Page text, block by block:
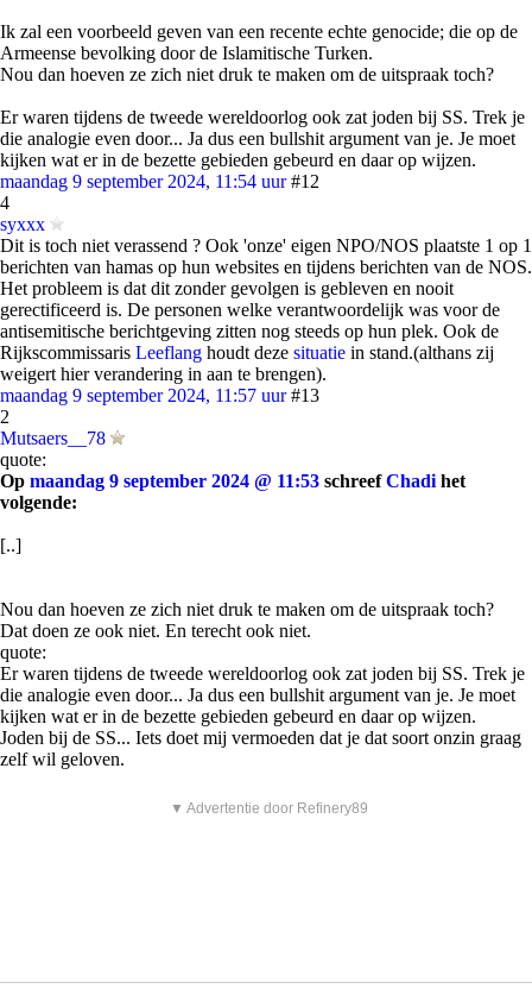
Ik zal een voorbeeld geven van een recente echte genocide; die op de
Armeense bevolking door de Islamitische Turken.
Nou dan hoeven ze zich niet druk te maken om de uitspraak toch?
Er waren tijdens de tweede wereldoorlog ook zat joden bij SS. Trek je
die analogie even door... Ja dus een bullshit argument van je. Je moet
kijken wat er in de bezette gebieden gebeurd en daar op wijzen.
maandag 9 september 2024, 11:54 uur #12
4
syxxx
Dit is toch niet verassend ? Ook 'onze' eigen NPO/NOS plaatste 1 op 1
berichten van hamas op hun websites en tijdens berichten van de NOS.
Het probleem is dat dit zonder gevolgen is gebleven en nooit
gerectificeerd is. De personen welke verantwoordelijk was voor de
antisemitische berichtgeving zitten nog steeds op hun plek. Ook de
Rijkscommissaris Leeflang houdt deze situatie in stand.(althans zij
weigert hier verandering in aan te brengen).
maandag 9 september 2024, 11:57 uur #13
2
Mutsaers__78
quote:
Op maandag 9 september 2024 @ 11:53 schreefChadi het
volgende:
[..]
Nou dan hoeven ze zich niet druk te maken om de uitspraak toch?
Dat doen ze ook niet. En terecht ook niet.
quote:
Er waren tijdens de tweede wereldoorlog ook zat joden bij SS. Trek je
die analogie even door... Ja dus een bullshit argument van je. Je moet
kijken wat er in de bezette gebieden gebeurd en daar op wijzen.
Joden bij de SS... Iets doet mij vermoeden dat je dat soort onzin graag
zelf wil geloven.
▼ Advertentie door Refinery89